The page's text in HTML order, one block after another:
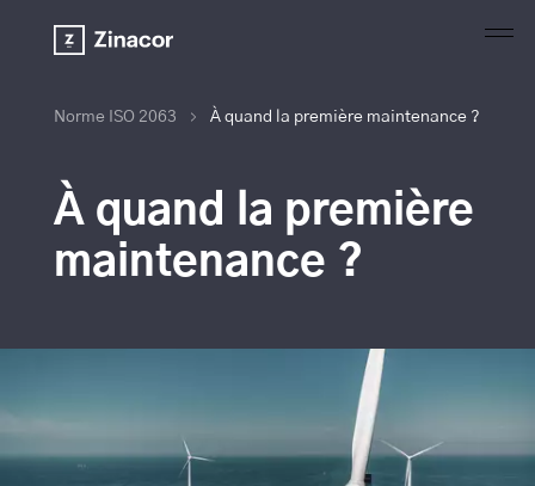
Norme ISO 2063 À quand la première maintenance ?
À quand la première
maintenance ?